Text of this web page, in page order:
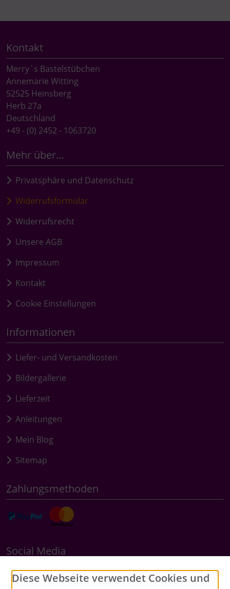
Kontakt
Merry`s Bastelstübchen
Annemarie Witting
52525 Heinsberg
Herb 27a
Deutschland
+49 - (0) 2452 - 1063720
Mehr über...
Privatsphäre und Datenschutz
Widerrufsformular
Widerrufsrecht
Unsere AGB
Impressum
Kontakt
Cookie Einstellungen
Informationen
Liefer- und Versandkosten
Bildergallerie
Lieferzeit
Anleitungen
Mein Blog
Sitemap
Zahlungsmethoden
Social Media
Diese Webseite verwendet Cookies und